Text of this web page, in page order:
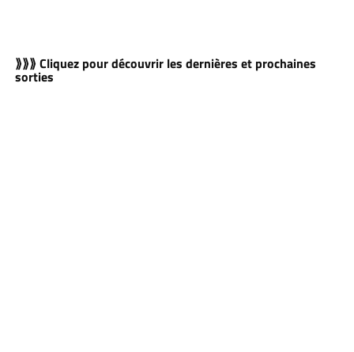
⟫⟫⟫ Cliquez pour découvrir les dernières et prochaines
sorties